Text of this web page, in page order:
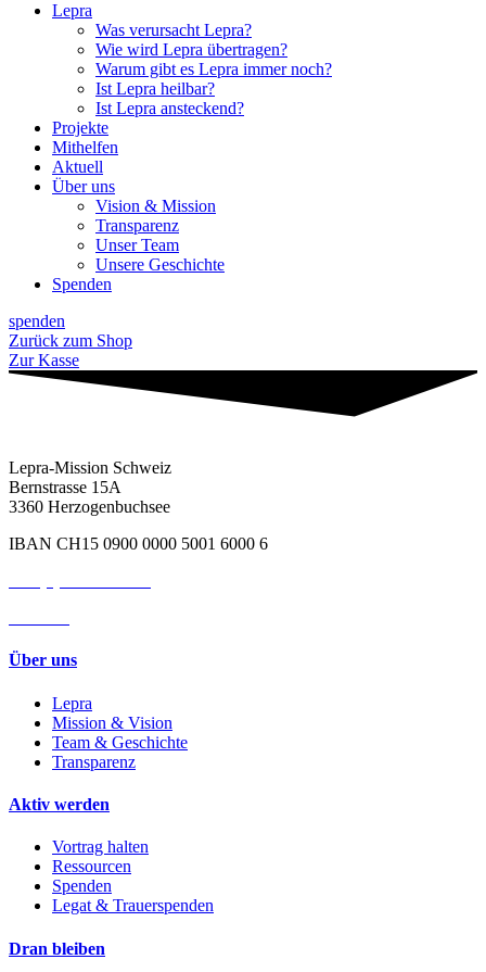
Lepra
Was verursacht Lepra?
Wie wird Lepra übertragen?
Warum gibt es Lepra immer noch?
Ist Lepra heilbar?
Ist Lepra ansteckend?
Projekte
Mithelfen
Aktuell
Über uns
Vision & Mission
Transparenz
Unser Team
Unsere Geschichte
Spenden
spenden
Zurück zum Shop
Zur Kasse
Lepra-Mission Schweiz
Bernstrasse 15A
3360 Herzogenbuchsee
IBAN CH15 0900 0000 5001 6000 6
Über uns
Lepra
Mission & Vision
Team & Geschichte
Transparenz
Aktiv werden
Vortrag halten
Ressourcen
Spenden
Legat & Trauerspenden
Dran bleiben